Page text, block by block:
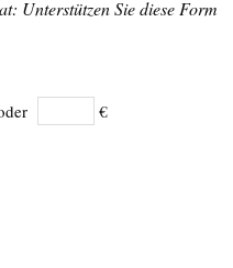
Unterstützen Sie diese Form
€